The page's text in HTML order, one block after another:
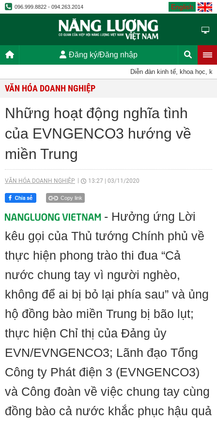
096.999.8822 - 094.263.2014 English
Đăng ký/Đăng nhập
Diễn đàn kinh tế, khoa học, kỹ
VĂN HÓA DOANH NGHIỆP
Những hoạt động nghĩa tình
của EVNGENCO3 hướng về
miền Trung
VĂN HÓA DOANH NGHIỆP 13:27 03/11/2020
Copy link
- Hưởng ứng Lời
kêu gọi của Thủ tướng Chính phủ về
thực hiện phong trào thi đua “Cả
nước chung tay vì người nghèo,
không để ai bị bỏ lại phía sau” và ủng
hộ đồng bào miền Trung bị bão lụt;
thực hiện Chỉ thị của Đảng ủy
EVN/EVNGENCO3; Lãnh đạo Tổng
Công ty Phát điện 3 (EVNGENCO3)
và Công đoàn về việc chung tay cùng
đồng bào cả nước khắc phục hậu quả